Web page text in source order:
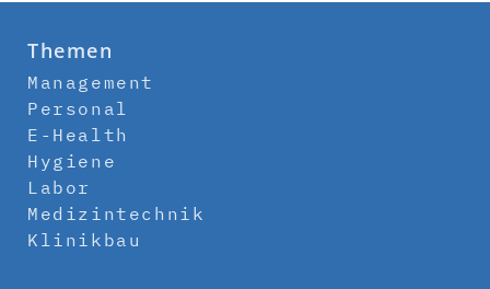
Themen
Management
Personal
E-Health
Hygiene
Labor
Medizintechnik
Klinikbau